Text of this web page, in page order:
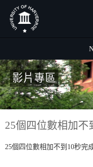
影片專區
25個四位數相加不
25個四位數相加不到10秒完